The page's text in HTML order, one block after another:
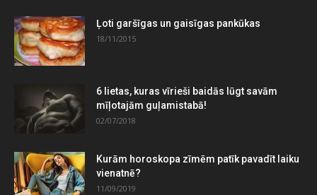
Ļoti garšīgas un gaisīgas pankūkas
18/11/2015
6 lietas, kuras vīrieši baidās lūgt savām
mīļotajām guļamistabā!
02/07/2018
Kurām horoskopa zīmēm patīk pavadīt laiku
vienatnē?
11/09/2019